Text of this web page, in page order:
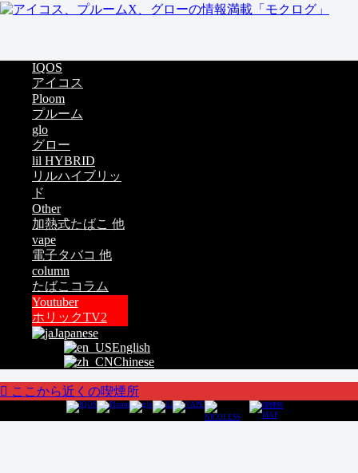
IQOS
アイコス
Ploom
プルーム
glo
グロー
lil HYBRID
リルハイブリッ
ド
Other
加熱式たばこ 他
vape
電子タバコ 他
column
たばこコラム
Youtuber
ホリックTV2
Japanese
English
Chinese
ここから近くの喫煙所